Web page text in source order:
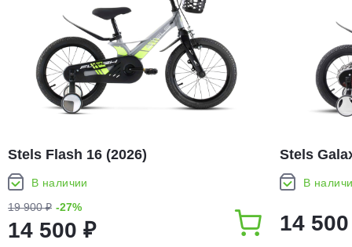
Stels Flash 16 (2026)
В наличии
19 900 ₽ -27%
14 500 ₽
Stels
В
14